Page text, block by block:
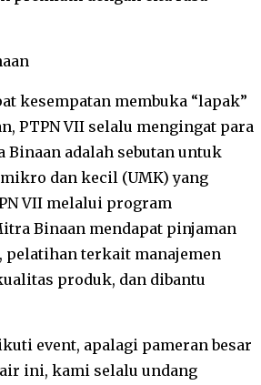
kesempatan membuka “lapak”
PTPN VII selalu mengingat para
adalah sebutan untuk
dan kecil (UMK) yang
VII melalui program
Binaan mendapat pinjaman
pelatihan terkait manajemen
produk, dan dibantu
event, apalagi pameran besar
ini, kami selalu undang